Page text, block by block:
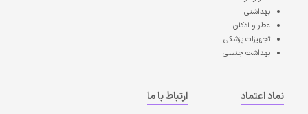
بهداشتی
عطر و ادکلن
تجهیزات پزشکی
بهداشت جنسی
نماد اعتماد
ارتباط با ما